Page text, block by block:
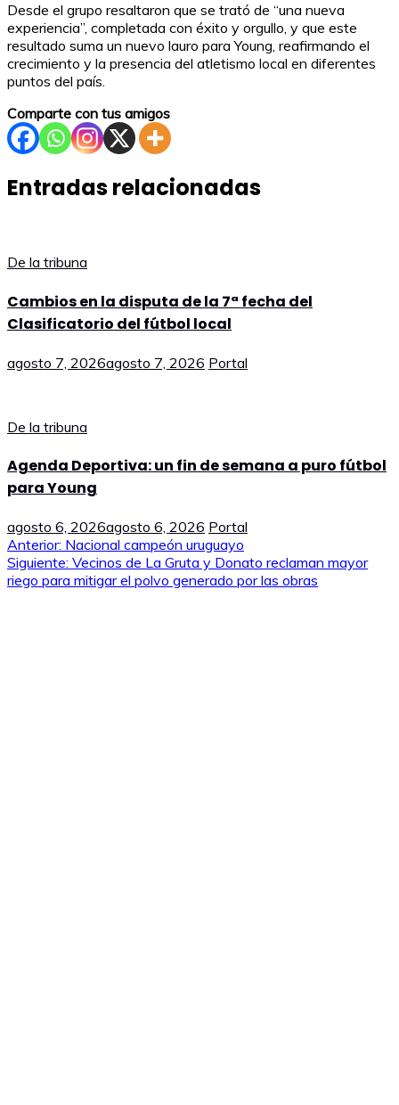
Desde el grupo resaltaron que se trató de “una nueva
experiencia”, completada con éxito y orgullo, y que este
resultado suma un nuevo lauro para Young, reafirmando el
crecimiento y la presencia del atletismo local en diferentes
puntos del país.
Comparte con tus amigos
Entradas relacionadas
De la tribuna
Cambios en la disputa de la 7ª fecha del
Clasificatorio del fútbol local
agosto 7, 2026agosto 7, 2026 Portal
De la tribuna
Agenda Deportiva: un fin de semana a puro fútbol
para Young
agosto 6, 2026agosto 6, 2026 Portal
Navegación
de
Anterior: Nacional campeón uruguayo
Siguiente: Vecinos de La Gruta y Donato reclaman mayor
riego para mitigar el polvo generado por las obras